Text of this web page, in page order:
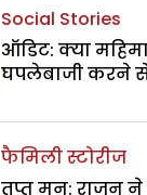
Social Stories
ऑडिट: क्या
घपलेबाजी करने
फैमिली स्टोरीज
तृप्त मन: राजन